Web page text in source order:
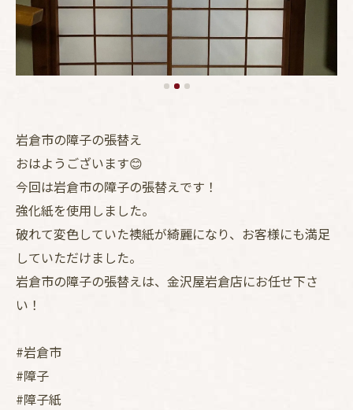
岩倉市の障子の張替え
おはようございます😊
今回は岩倉市の障子の張替えです！
強化紙を使用しました。
破れて変色していた襖紙が綺麗になり、お客様にも満足
していただけました。
岩倉市の障子の張替えは、金沢屋岩倉店にお任せ下さ
い！
#岩倉市
#障子
#障子紙